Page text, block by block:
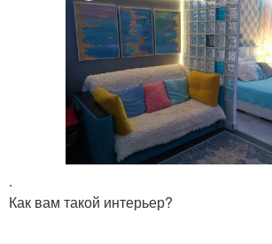
.
Как вам такой интерьер?